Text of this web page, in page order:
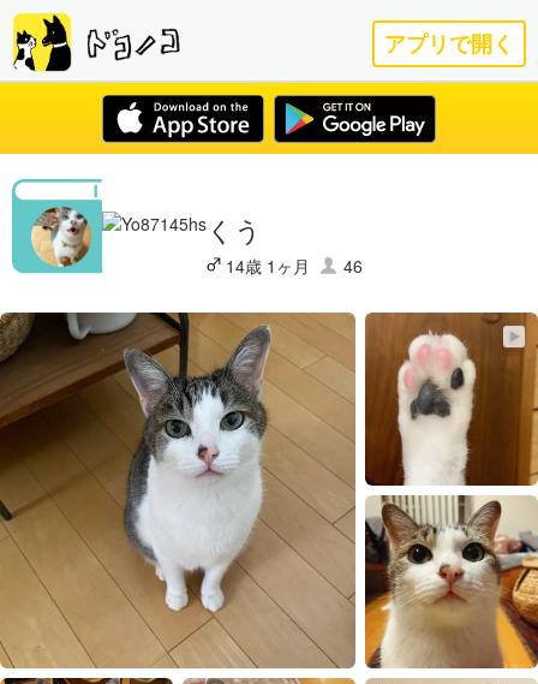
アプリで開く
くう
14歳 1ヶ月 46